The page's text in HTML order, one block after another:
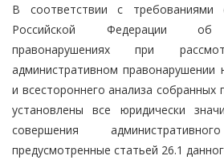
В соответствии с требованиями
Российской Федерации об
правонарушениях при
административном правонарушении
и всестороннего анализа собранных
установлены все юридически
совершения
предусмотренные статьей 26.1